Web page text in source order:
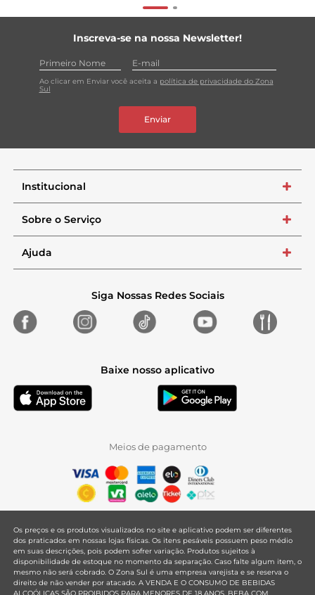
Inscreva-se na nossa Newsletter!
Ao clicar em Enviar você aceita a política de privacidade do Zona
Sul
Enviar
Institucional +
Sobre o Serviço +
Ajuda +
Siga Nossas Redes Sociais
Baixe nosso aplicativo
Meios de pagamento
Os preços e os produtos visualizados no site e aplicativo podem ser diferentes
dos praticados em nossas lojas físicas. Os itens pesáveis possuem peso médio
em suas descrições, pois podem sofrer variação. Produtos sujeitos à
disponibilidade de estoque no momento da separação. Caso falte algum item, o
mesmo não será cobrado. O Zona Sul é uma empresa varejista e se reserva o
direito de não vender por atacado. A VENDA E O CONSUMO DE BEBIDAS